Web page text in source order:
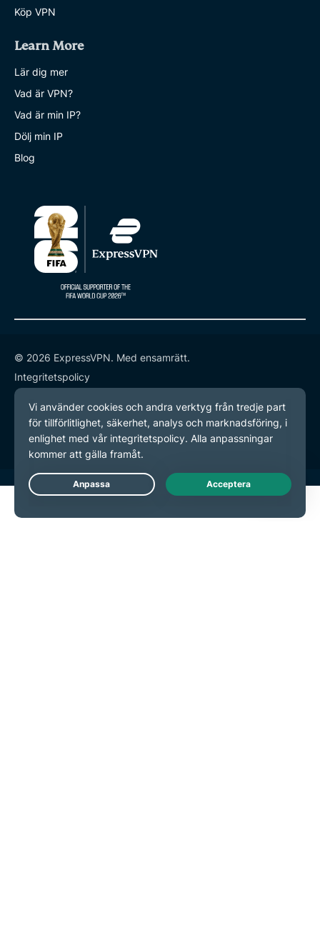
Köp VPN
Learn More
Lär dig mer
Vad är VPN?
Vad är min IP?
Dölj min IP
Blog
© 2026 ExpressVPN. Med ensamrätt.
Integritetspolicy
Användarvillkor
Inställningar för cookies
Live Chat